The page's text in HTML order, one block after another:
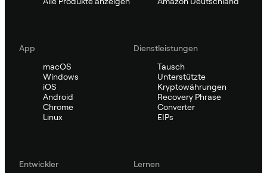
App
macOS
Windows
iOS
Android
Chrome
Linux
Dienstleistungen
Tausch
Unterstützte
Kryptowährungen
Recovery Phrase
Converter
EIPs
Entwickler
Lernen